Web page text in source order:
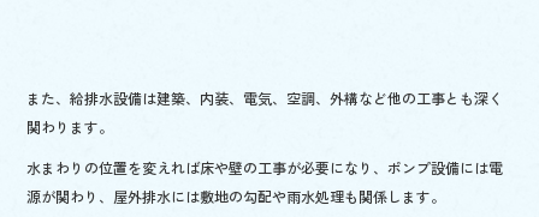
また、給排水設備は建築、内装、電気、空調、外構など他の工事とも深く
関わります。
水まわりの位置を変えれば床や壁の工事が必要になり、ポンプ設備には電
源が関わり、屋外排水には敷地の勾配や雨水処理も関係します。